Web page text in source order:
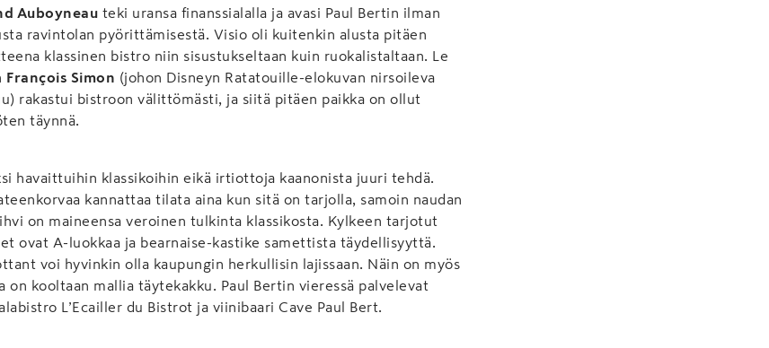
Auboyneau teki uransa finanssialalla ja avasi Paul Bertin ilman
ravintolan pyörittämisestä. Visio oli kuitenkin alusta pitäen
klassinen bistro niin sisustukseltaan kuin ruokalistaltaan. Le
François Simon (johon Disneyn Ratatouille-elokuvan nirsoileva
rakastui bistroon välittömästi, ja siitä pitäen paikka on ollut
täynnä.
havaittuihin klassikoihin eikä irtiottoja kaanonista juuri tehdä.
kannattaa tilata aina kun sitä on tarjolla, samoin naudan
on maineensa veroinen tulkinta klassikosta. Kylkeen tarjotut
ovat A-luokkaa ja bearnaise-kastike samettista täydellisyyttä.
voi hyvinkin olla kaupungin herkullisin lajissaan. Näin on myös
on kooltaan mallia täytekakku. Paul Bertin vieressä palvelevat
L’Ecailler du Bistrot ja viinibaari Cave Paul Bert.